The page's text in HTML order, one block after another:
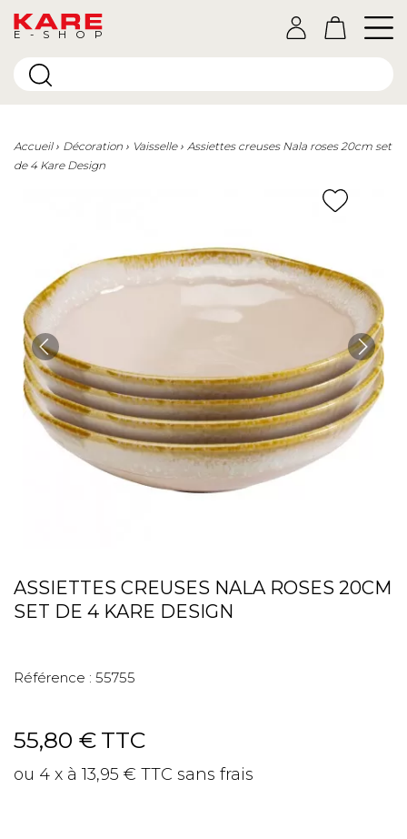
E-SHOP
Accueil Décoration Vaisselle
Assiettes creuses Nala roses 20cm set
de 4 Kare Design
ASSIETTES CREUSES NALA ROSES 20CM
SET DE 4 KARE DESIGN
Référence : 55755
55,80 € TTC
ou 4 x à 13,95 € TTC sans frais